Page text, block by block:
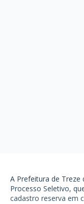
A Prefeitura de Treze
Processo Seletivo,
cadastro reserva em